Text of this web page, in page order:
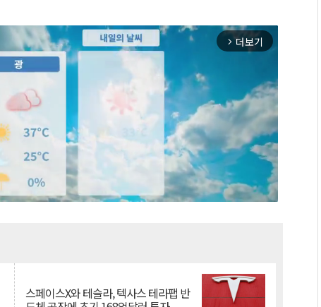
arrow_forward_ios 더보기
스페이스X와 테슬라, 텍사스 테라팹 반